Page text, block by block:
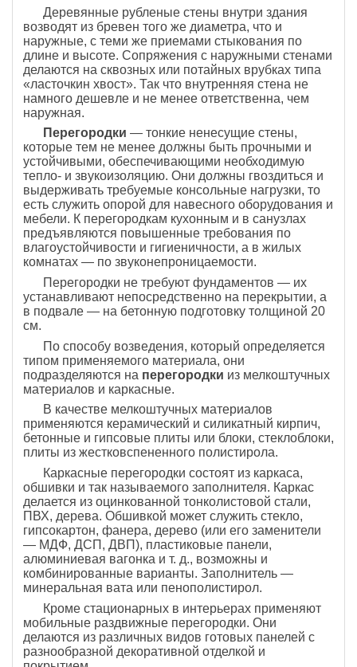
Деревянные рубленые стены внутри здания
возводят из бревен того же диаметра, что и
наружные, с теми же приемами стыкования по
длине и высоте. Сопряжения с наружными стенами
делаются на сквозных или потайных врубках типа
«ласточкин хвост». Так что внутренняя стена не
намного дешевле и не менее ответственна, чем
наружная.
Перегородки — тонкие ненесущие стены,
которые тем не менее должны быть прочными и
устойчивыми, обеспечивающими необходимую
тепло- и звукоизоляцию. Они должны гвоздиться и
выдерживать требуемые консольные нагрузки, то
есть служить опорой для навесного оборудования и
мебели. К перегородкам кухонным и в санузлах
предъявляются повышенные требования по
влагоустойчивости и гигиеничности, а в жилых
комнатах — по звуконепроницаемости.
Перегородки не требуют фундаментов — их
устанавливают непосредственно на перекрытии, а
в подвале — на бетонную подготовку толщиной 20
см.
По способу возведения, который определяется
типом применяемого материала, они
подразделяются на перегородки из мелкоштучных
материалов и каркасные.
В качестве мелкоштучных материалов
применяются керамический и силикатный кирпич,
бетонные и гипсовые плиты или блоки, стеклоблоки,
плиты из жестковспененного полистирола.
Каркасные перегородки состоят из каркаса,
обшивки и так называемого заполнителя. Каркас
делается из оцинкованной тонколистовой стали,
ПВХ, дерева. Обшивкой может служить стекло,
гипсокартон, фанера, дерево (или его заменители
— МДФ, ДСП, ДВП), пластиковые панели,
алюминиевая вагонка и т. д., возможны и
комбинированные варианты. Заполнитель —
минеральная вата или пенополистирол.
Кроме стационарных в интерьерах применяют
мобильные раздвижные перегородки. Они
делаются из различных видов готовых панелей с
разнообразной декоративной отделкой и